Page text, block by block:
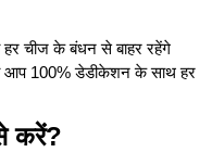
हर चीज के बंधन से बाहर रहेंगे
आप 100% डेडीकेशन के साथ हर
करें?